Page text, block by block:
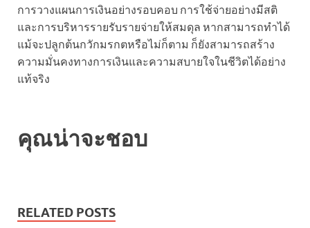
การวางแผนการเงินอย่างรอบคอบ การใช้จ่ายอย่างมีสติ
และการบริหารรายรับรายจ่ายให้สมดุล หากสามารถทำได้
แม้จะปลูกต้นกวักมรกตหรือไม่ก็ตาม ก็ยังสามารถสร้าง
ความมั่นคงทางการเงินและความสบายใจในชีวิตได้อย่าง
แท้จริง
คุณน่าจะชอบ
RELATED POSTS